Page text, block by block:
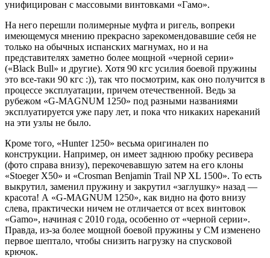
унифицирован с массовыми винтовками «Гамо».
На него перешли полимерные муфта и ригель, вопреки
имеющемуся мнению прекрасно зарекомендовавшие себя не
только на обычных испанских магнумах, но и на
представителях заметно более мощной «черной серии»
(«Black Bull» и другие). Хотя 90 кгс усилия боевой пружины
это все-таки 90 кгс :)), так что посмотрим, как оно получится в
процессе эксплуатации, причем отечественной. Ведь за
рубежом «G-MAGNUM 1250» под разными названиями
эксплуатируется уже пару лет, и пока что никаких нареканий
на эти узлы не было.
Кроме того, «Hunter 1250» весьма оригинален по
конструкции. Например, он имеет заднюю пробку ресивера
(фото справа внизу), перекочевавшую затем на его клоны
«Stoeger Х50» и «Crosman Benjamin Trail NP XL 1500». То есть
выкрутил, заменил пружину и закрутил «заглушку» назад —
красота! А «G-MAGNUM 1250», как видно на фото внизу
слева, практически ничем не отличается от всех винтовок
«Gamo», начиная с 2010 года, особенно от «черной серии».
Правда, из-за более мощной боевой пружины у СМ изменено
первое шептало, чтобы снизить нагрузку на спусковой
крючок.